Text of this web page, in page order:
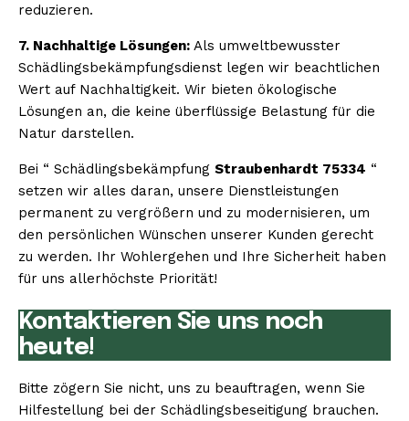
reduzieren.
7. Nachhaltige Lösungen: Als umweltbewusster
Schädlingsbekämpfungsdienst legen wir beachtlichen
Wert auf Nachhaltigkeit. Wir bieten ökologische
Lösungen an, die keine überflüssige Belastung für die
Natur darstellen.
Bei “ Schädlingsbekämpfung Straubenhardt 75334 “
setzen wir alles daran, unsere Dienstleistungen
permanent zu vergrößern und zu modernisieren, um
den persönlichen Wünschen unserer Kunden gerecht
zu werden. Ihr Wohlergehen und Ihre Sicherheit haben
für uns allerhöchste Priorität!
Kontaktieren Sie uns noch
heute!
Bitte zögern Sie nicht, uns zu beauftragen, wenn Sie
Hilfestellung bei der Schädlingsbeseitigung brauchen.